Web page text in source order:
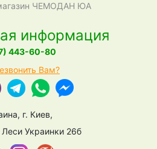
ЧЕМОДАН ЮА
информация
443-60-80
Вам?
г. Киев,
Леси Украинки 26б